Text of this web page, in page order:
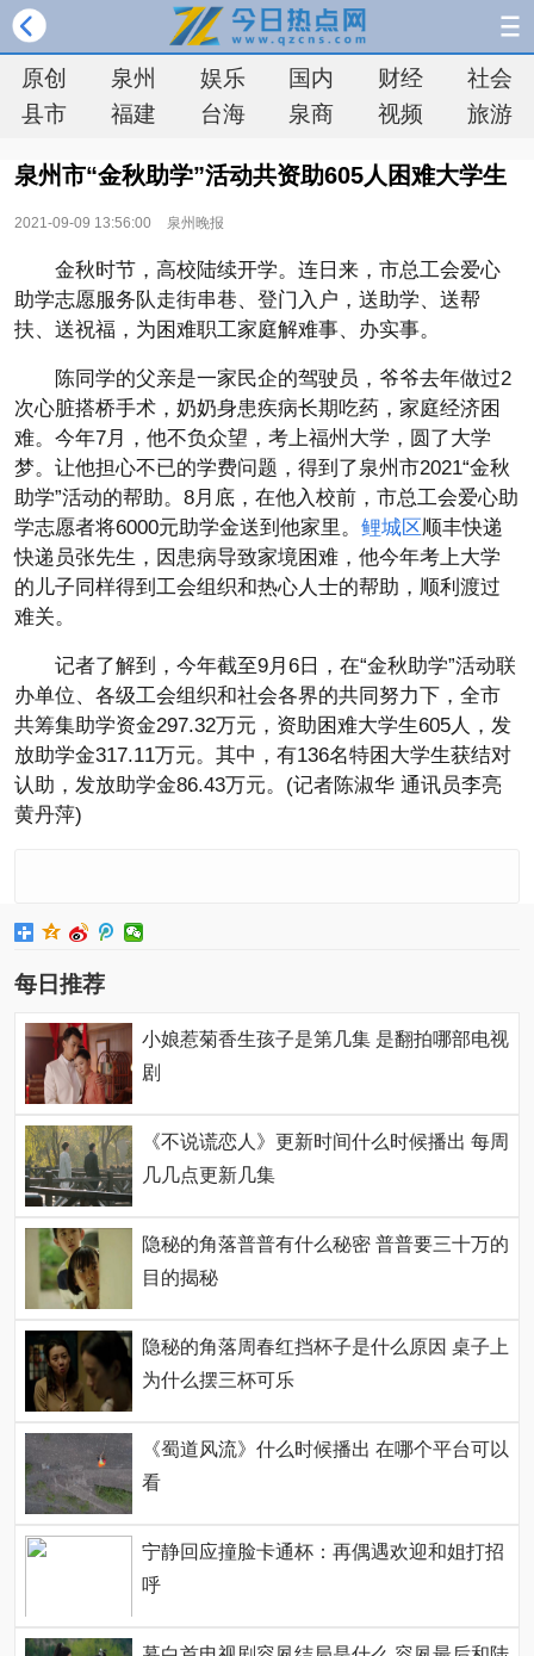
原创 泉州 娱乐 国内 财经
社会
县市
福建 台海 泉商 视频 旅游
泉州市“金秋助学”活动共资助605人困难大学生
2021-09-09 13:56:00 泉州晚报
金秋时节，高校陆续开学。连日来，市总工会爱心
助学志愿服务队走街串巷、登门入户，送助学、送帮
扶、送祝福，为困难职工家庭解难事、办实事。
陈同学的父亲是一家民企的驾驶员，爷爷去年做过2
次心脏搭桥手术，奶奶身患疾病长期吃药，家庭经济困
难。今年7月，他不负众望，考上福州大学，圆了大学
梦。让他担心不已的学费问题，得到了泉州市2021“金秋
助学”活动的帮助。8月底，在他入校前，市总工会爱心助
学志愿者将6000元助学金送到他家里。 鲤城区顺丰快递
快递员张先生，因患病导致家境困难，他今年考上大学
的儿子同样得到工会组织和热心人士的帮助，顺利渡过
难关。
记者了解到，今年截至9月6日，在“金秋助学”活动联
办单位、各级工会组织和社会各界的共同努力下，全市
共筹集助学资金297.32万元，资助困难大学生605人，发
放助学金317.11万元。其中，有136名特困大学生获结对
认助，发放助学金86.43万元。(记者陈淑华 通讯员李亮
黄丹萍)
每日推荐
小娘惹菊香生孩子是第几集 是翻拍哪部电视
剧
《不说谎恋人》更新时间什么时候播出 每周
几几点更新几集
隐秘的角落普普有什么秘密 普普要三十万的
目的揭秘
隐秘的角落周春红挡杯子是什么原因 桌子上
为什么摆三杯可乐
《蜀道风流》什么时候播出 在哪个平台可以
看
宁静回应撞脸卡通杯：再偶遇欢迎和姐打招
呼